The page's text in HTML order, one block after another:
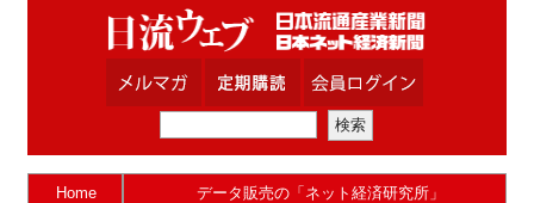
Home データ販売の「ネット経済研究所」